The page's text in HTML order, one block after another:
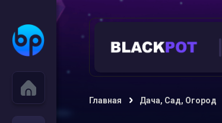
Главная Дача, Сад, Огород